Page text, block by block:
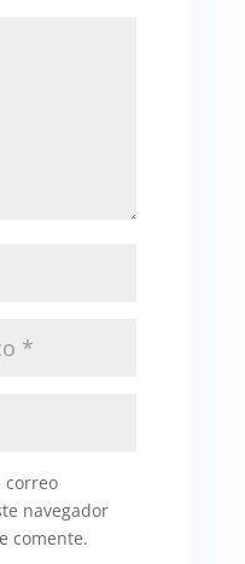
correo
navegador
comente.